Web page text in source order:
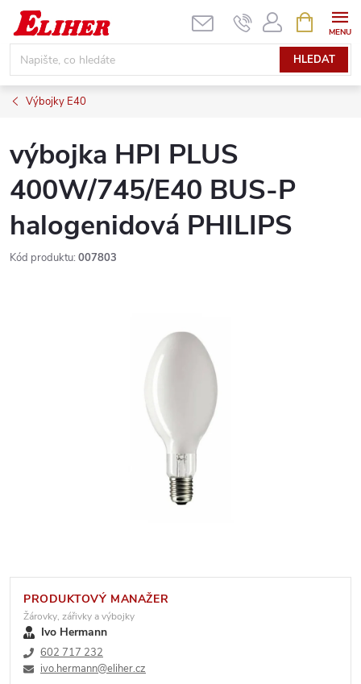
Přejít
obsah
HLEDAT
NÁKUPNÍ
KOŠÍK
Výbojky E40
výbojka HPI PLUS
400W/745/E40 BUS-P
halogenidová PHILIPS
Kód produktu: 007803
PRODUKTOVÝ MANAŽER
Žárovky, zářivky a výbojky
Ivo Hermann
602 717 232
ivo.hermann@eliher.cz